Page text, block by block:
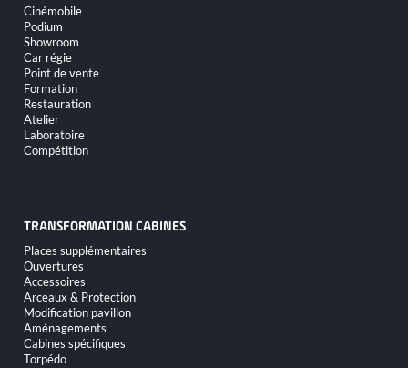
Cinémobile
Podium
Showroom
Car régie
Point de vente
Formation
Restauration
Atelier
Laboratoire
Compétition
TRANSFORMATION CABINES
Aller
au
contenu
Places supplémentaires
Ouvertures
Accessoires
Arceaux & Protection
Modification pavillon
Aménagements
Cabines spécifiques
Torpédo